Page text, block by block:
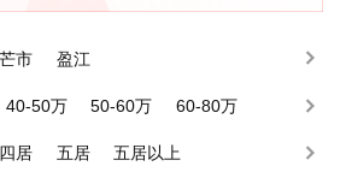
芒市 盈江
40-50万 50-60万
60-80万
四居 五居 五居以上